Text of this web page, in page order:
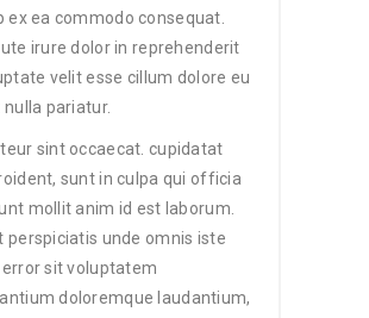
ex ea commodo consequat.
irure dolor in reprehenderit
velit esse cillum dolore eu
pariatur.
sint occaecat. cupidatat
sunt in culpa qui officia
mollit anim id est laborum.
perspiciatis unde omnis iste
sit voluptatem
doloremque laudantium,